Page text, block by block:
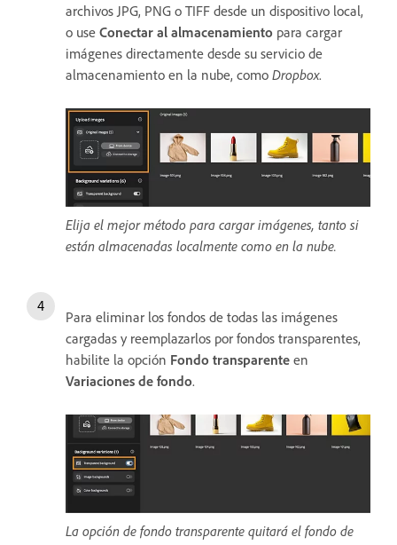
archivos JPG, PNG o TIFF desde un dispositivo local,
o use Conectar al almacenamiento para cargar
imágenes directamente desde su servicio de
almacenamiento en la nube, como Dropbox.
Elija el mejor método para cargar imágenes, tanto si
están almacenadas localmente como en la nube.
Para eliminar los fondos de todas las imágenes
cargadas y reemplazarlos por fondos transparentes,
habilite la opción Fondo transparente en
Variaciones de fondo.
La opción de fondo transparente quitará el fondo de